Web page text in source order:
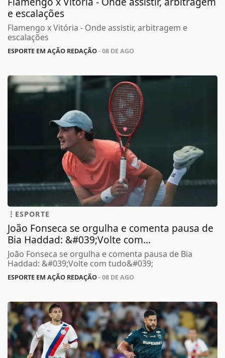
e escalações
Flamengo x Vitória - Onde assistir, arbitragem e
escalações
ESPORTE EM AÇÃO REDAÇÃO- 08 DE AGO
ESPORTE
João Fonseca se orgulha e comenta pausa de
Bia Haddad: &#039;Volte com...
João Fonseca se orgulha e comenta pausa de Bia
Haddad: &#039;Volte com tudo&#039;
ESPORTE EM AÇÃO REDAÇÃO- 08 DE AGO